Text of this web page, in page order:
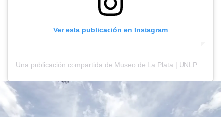
Ver esta publicación en Instagram